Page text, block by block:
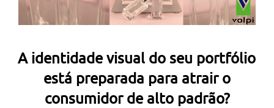
A identidade visual do seu portfólio
está preparada para atrair o
consumidor de alto padrão?